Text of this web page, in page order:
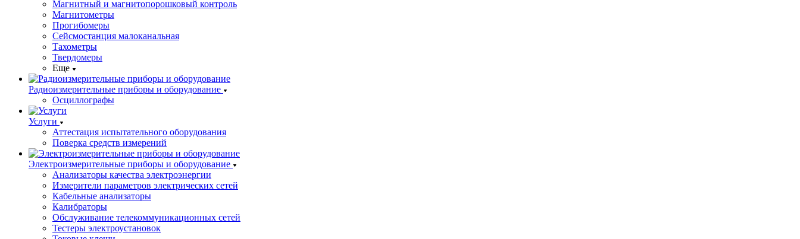
Магнитный и магнитопорошковый контроль
Магнитометры
Прогибомеры
Сейсмостанция малоканальная
Тахометры
Твердомеры
Еще
Радиоизмерительные приборы и оборудование
Осциллографы
Услуги
Аттестация испытательного оборудования
Поверка средств измерений
Электроизмерительные приборы и оборудование
Анализаторы качества электроэнергии
Измерители параметров электрических сетей
Кабельные анализаторы
Калибраторы
Обслуживание телекоммуникационных сетей
Тестеры электроустановок